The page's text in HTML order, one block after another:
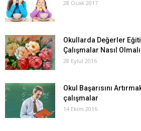
28 Ocak 2017
Okullarda Değerler
Çalışmalar Nasıl Olmalı
28 Eylül 2016
Okul Başarısını
çalışmalar
14 Ekim 2016